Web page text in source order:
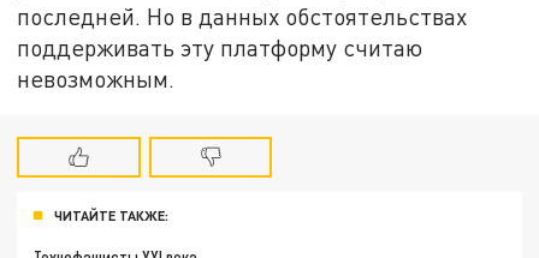
последней. Но в данных обстоятельствах
поддерживать эту платформу считаю
невозможным.
ЧИТАЙТЕ ТАКЖЕ: